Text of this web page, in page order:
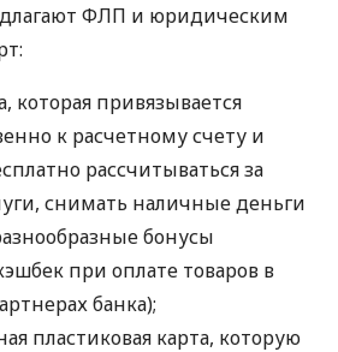
ФЛП и юридическим
которая привязывается
к расчетному счету и
рассчитываться за
снимать наличные деньги
бонусы
при оплате товаров в
банка);
пластиковая карта, которую